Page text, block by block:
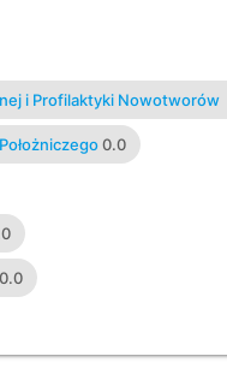
i Profilaktyki Nowotworów
0.0
0.0